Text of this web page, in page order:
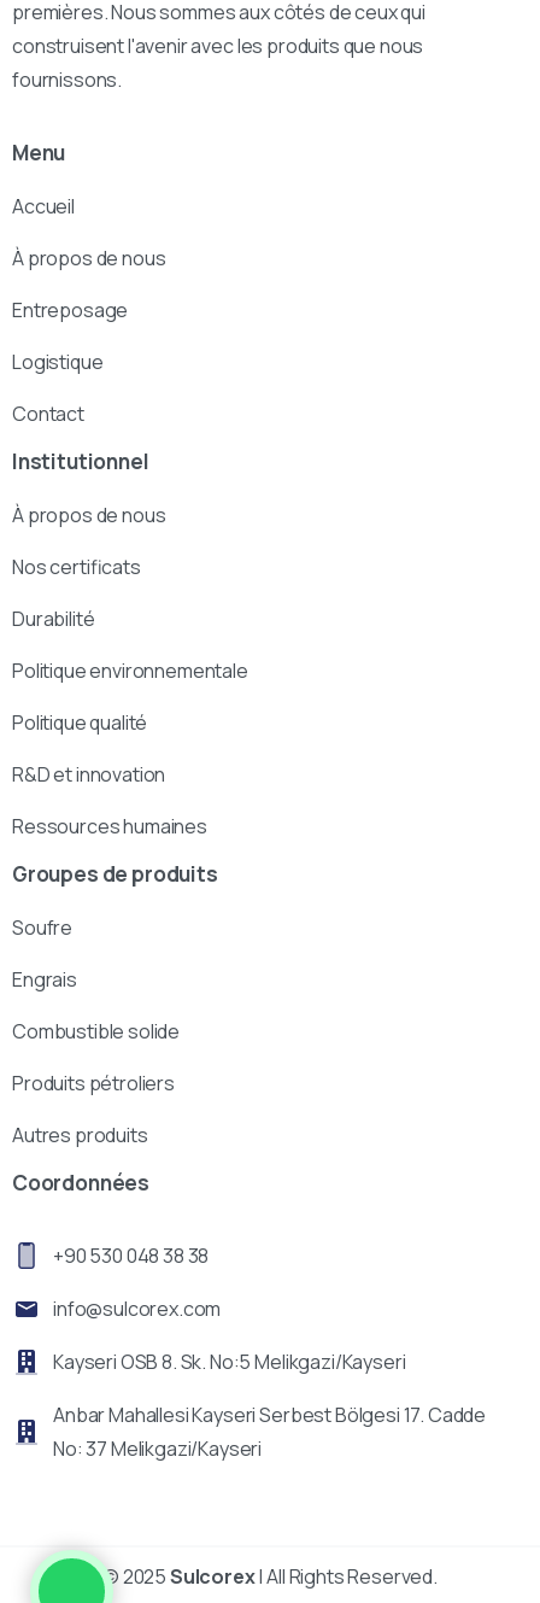
premières. Nous sommes aux côtés de ceux qui
construisent l'avenir avec les produits que nous
fournissons.
Menu
Accueil
À propos de nous
Entreposage
Logistique
Contact
Institutionnel
À propos de nous
Nos certificats
Durabilité
Politique environnementale
Politique qualité
R&D et innovation
Ressources humaines
Groupes de produits
Soufre
Engrais
Combustible solide
Produits pétroliers
Autres produits
Coordonnées
+90 530 048 38 38
info@sulcorex.com
Kayseri OSB 8. Sk. No:5 Melikgazi/Kayseri
Anbar Mahallesi Kayseri Serbest Bölgesi 17. Cadde
No: 37 Melikgazi/Kayseri
© 2025Sulcorex| All Rights Reserved.